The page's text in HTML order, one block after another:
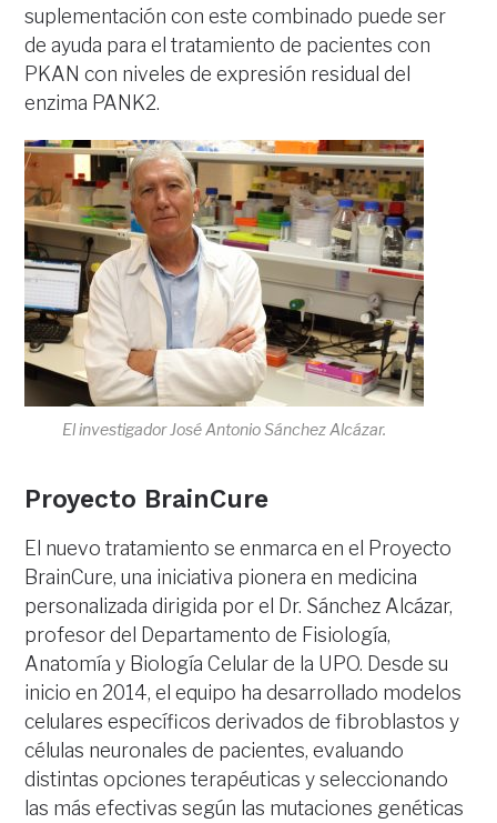
suplementación con este combinado puede ser
de ayuda para el tratamiento de pacientes con
PKAN con niveles de expresión residual del
enzima PANK2.
El investigador José Antonio Sánchez Alcázar.
Proyecto BrainCure
El nuevo tratamiento se enmarca en el Proyecto
BrainCure, una iniciativa pionera en medicina
personalizada dirigida por el Dr. Sánchez Alcázar,
profesor del Departamento de Fisiología,
Anatomía y Biología Celular de la UPO. Desde su
inicio en 2014, el equipo ha desarrollado modelos
celulares específicos derivados de fibroblastos y
células neuronales de pacientes, evaluando
distintas opciones terapéuticas y seleccionando
las más efectivas según las mutaciones genéticas